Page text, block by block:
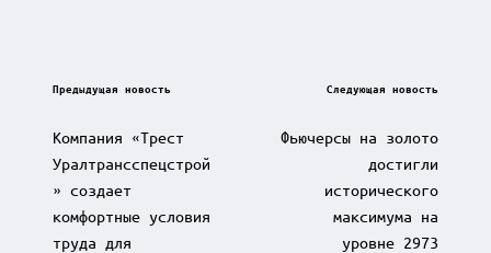
Post
Предыдущая новость
Компания «Трест
Уралтрансспецстрой
» создает
комфортные условия
труда для
Следующая новость
Фьючерсы на золото
достигли
исторического
максимума на
уровне 2973